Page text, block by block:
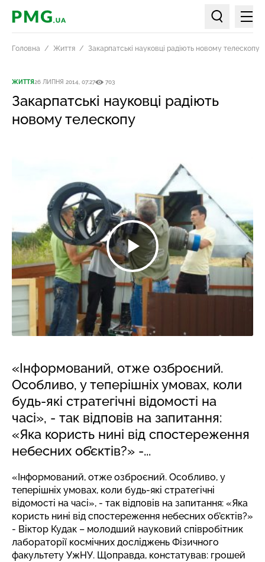
PMG.ua
Пошук по
Головна Життя Закарпатські науковці радіють новому телескопу
ЖИТТЯ26 ЛИПНЯ 2014, 07:27 703
Закарпатські науковці радіють
новому телескопу
«Інформований, отже озброєний.
Особливо, у теперішніх умовах, коли
будь-які стратегічні відомості на
часі», - так відповів на запитання:
«Яка користь нині від спостереження
небесних об’єктів?» -...
«Інформований, отже озброєний. Особливо, у
теперішніх умовах, коли будь-які стратегічні
відомості на часі», - так відповів на запитання: «Яка
користь нині від спостереження небесних об’єктів?»
- Віктор Кудак – молодший науковий співробітник
лабораторії космічних досліджень Фізичного
факультету УжНУ. Щоправда, констатував: грошей